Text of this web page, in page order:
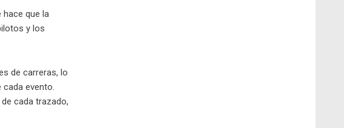
hace que la
y los
de carreras, lo
evento.
cada trazado,